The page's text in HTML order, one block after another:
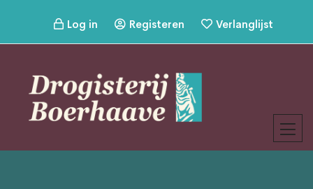
Log in Registeren Verlanglijst